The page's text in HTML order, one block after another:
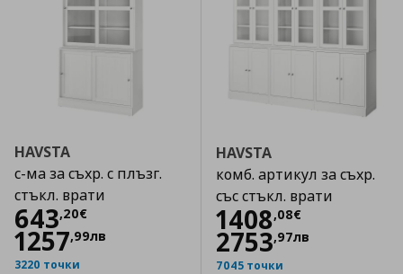
HAVSTA
с-ма за съхр. с плъзг.
стъкл. врати
643,20€
Цена643,20 €
1257,99лв
3220 точки
HAVSTA
комб. артикул за съхр.
със стъкл. врати
1408,08€
Цена1408,08 €
2753,97лв
7045 точки